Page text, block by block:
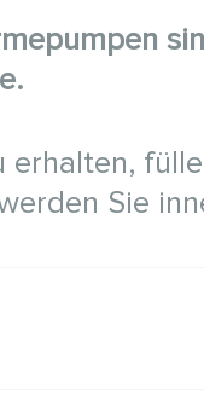
erhalten,
Sie